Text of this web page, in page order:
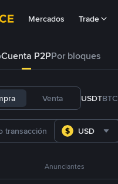
Mercados Trade
Cuenta P2PPor bloques
Venta USDTBTC
USD
Anunciantes